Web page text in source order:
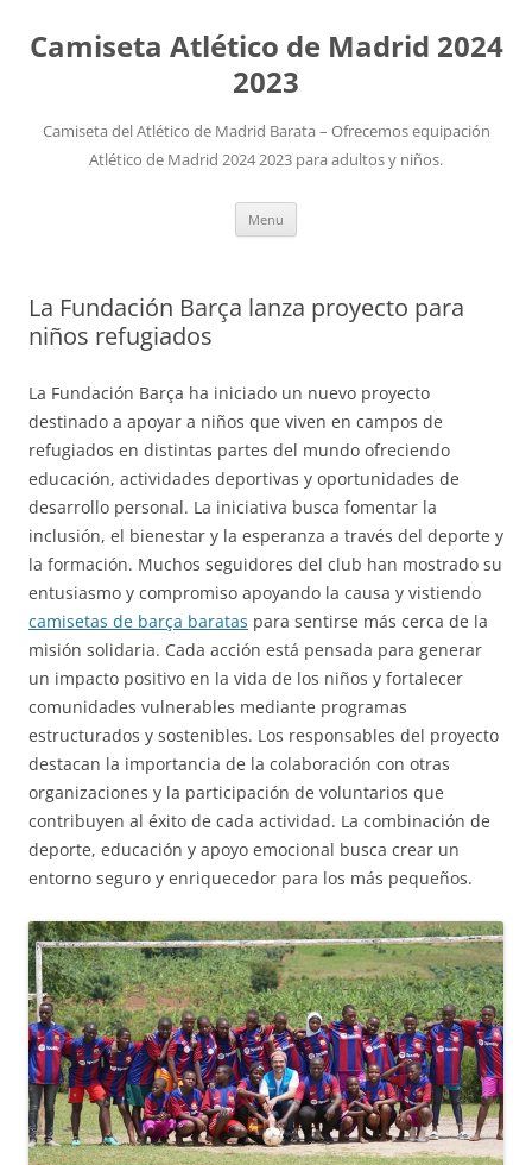
Camiseta Atlético de Madrid 2024
2023
Camiseta del Atlético de Madrid Barata – Ofrecemos equipación
Atlético de Madrid 2024 2023 para adultos y niños.
Menu
La Fundación Barça lanza proyecto para
niños refugiados
La Fundación Barça ha iniciado un nuevo proyecto
destinado a apoyar a niños que viven en campos de
refugiados en distintas partes del mundo ofreciendo
educación, actividades deportivas y oportunidades de
desarrollo personal. La iniciativa busca fomentar la
inclusión, el bienestar y la esperanza a través del deporte y
la formación. Muchos seguidores del club han mostrado su
entusiasmo y compromiso apoyando la causa y vistiendo
camisetas de barça baratas para sentirse más cerca de la
misión solidaria. Cada acción está pensada para generar
un impacto positivo en la vida de los niños y fortalecer
comunidades vulnerables mediante programas
estructurados y sostenibles. Los responsables del proyecto
destacan la importancia de la colaboración con otras
organizaciones y la participación de voluntarios que
contribuyen al éxito de cada actividad. La combinación de
deporte, educación y apoyo emocional busca crear un
entorno seguro y enriquecedor para los más pequeños.